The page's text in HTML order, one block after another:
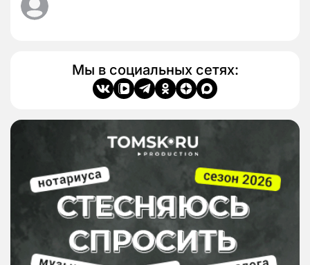
Мы в социальных сетях: